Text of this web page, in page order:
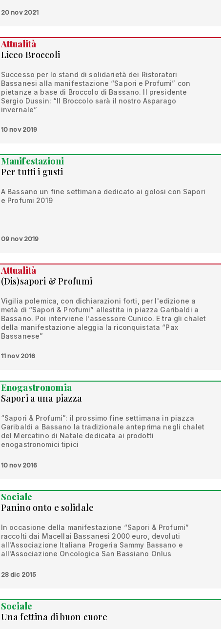
20 nov 2021
Attualità
Liceo Broccoli
Successo per lo stand di solidarietà dei Ristoratori
Bassanesi alla manifestazione “Sapori e Profumi” con
pietanze a base di Broccolo di Bassano. Il presidente
Sergio Dussin: “Il Broccolo sarà il nostro Asparago
invernale”
10 nov 2019
Manifestazioni
Per tutti i gusti
A Bassano un fine settimana dedicato ai golosi con Sapori
e Profumi 2019
09 nov 2019
Attualità
(Dis)sapori & Profumi
Vigilia polemica, con dichiarazioni forti, per l'edizione a
metà di “Sapori & Profumi” allestita in piazza Garibaldi a
Bassano. Poi interviene l'assessore Cunico. E tra gli chalet
della manifestazione aleggia la riconquistata “Pax
Bassanese”
11 nov 2016
Enogastronomia
Sapori a una piazza
“Sapori & Profumi”: il prossimo fine settimana in piazza
Garibaldi a Bassano la tradizionale anteprima negli chalet
del Mercatino di Natale dedicata ai prodotti
enogastronomici tipici
10 nov 2016
Sociale
Panino onto e solidale
In occasione della manifestazione “Sapori & Profumi”
raccolti dai Macellai Bassanesi 2000 euro, devoluti
all'Associazione Italiana Progeria Sammy Bassano e
all'Associazione Oncologica San Bassiano Onlus
28 dic 2015
Sociale
Una fettina di buon cuore